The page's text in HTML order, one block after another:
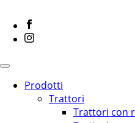
Prodotti
Trattori
Trattori con